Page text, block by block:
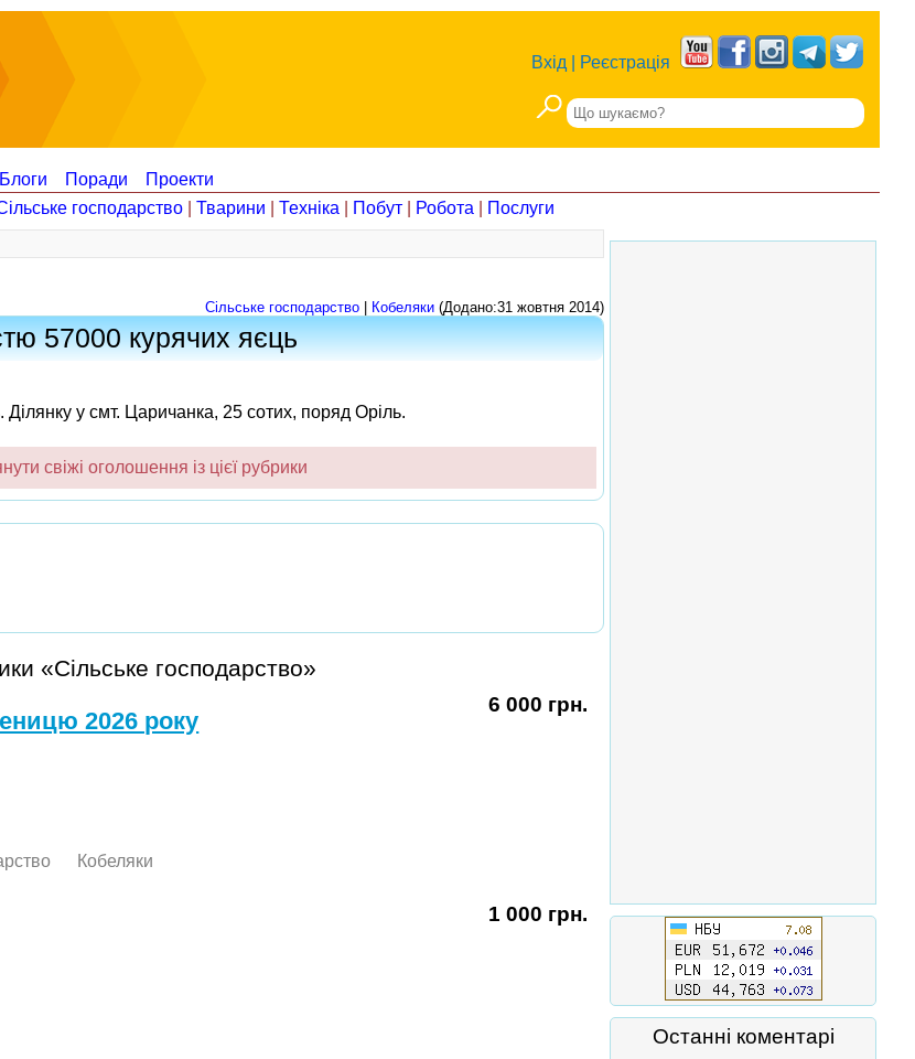
Вхід Реєстрація
Блоги Поради
Проекти
господарство Тварини Техніка Побут Робота
Послуги
Сільське господарство Кобеляки (Додано:31 жовтня 2014)
57000 курячих яєць
у смт. Царичанка, 25 сотих, поряд Оріль.
свіжі оголошення із цієї рубрики
«Сільське господарство»
2026 року
Кобеляки
6 000 грн.
1 000 грн.
Останні коментарі